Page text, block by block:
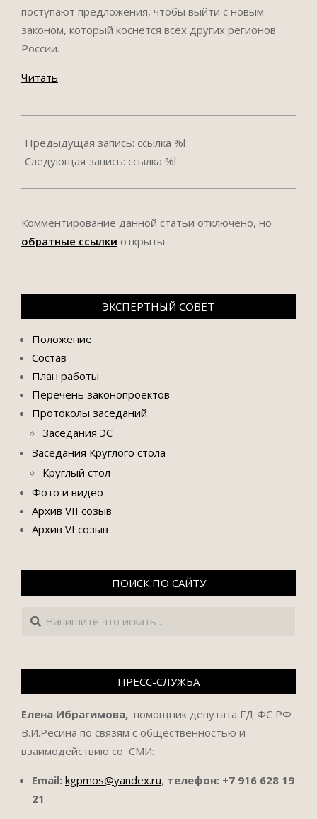
поступают предложения, чтобы выйти с новым
законом, который коснется всех других регионов
России.
Читать
05-
22
Предыдущая запись: ссылка %l
Следующая запись: ссылка %l
Комментирование данной статьи отключено, но
обратные ссылки открыты.
ЭКСПЕРТНЫЙ СОВЕТ
Положение
Состав
План работы
Перечень законопроектов
Протоколы заседаний
Заседания ЭС
Заседания Круглого стола
Круглый стол
Фото и видео
Архив VII созыв
Архив VI созыв
ПОИСК ПО САЙТУ
Поиск
ПРЕСС-СЛУЖБА
Елена Ибрагимова, помощник депутата ГД ФС РФ
В.И.Ресина по связям с общественностью и
взаимодействию со СМИ:
Email: kgpmos@yandex.ru, телефон: +7 916 628 19
21